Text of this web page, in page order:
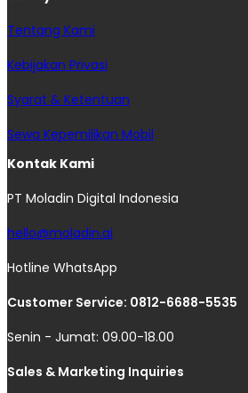
Tentang Kami
Kebijakan Privasi
Syarat & Ketentuan
Sewa Kepemilikan Mobil
Kontak Kami
PT Moladin Digital Indonesia
hello@moladin.ai
Hotline WhatsApp
Customer Service: 0812-6688-5535
Senin - Jumat: 09.00-18.00
Sales & Marketing Inquiries